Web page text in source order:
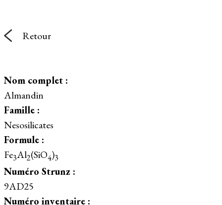
Retour
Nom complet :
Almandin
Famille :
Nesosilicates
Formule :
Fe3Al2(SiO4)3
Numéro Strunz :
9AD25
Numéro inventaire :